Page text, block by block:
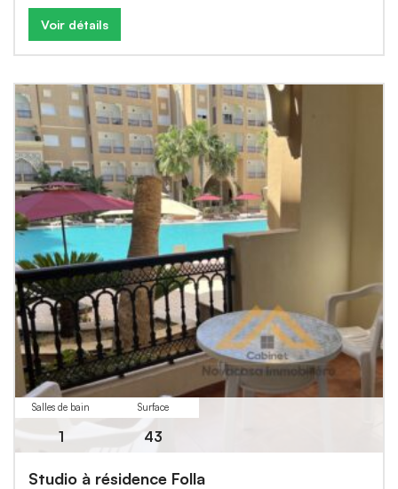
Voir détails
Salles de bain
1
Surface
43
Studio à résidence Folla